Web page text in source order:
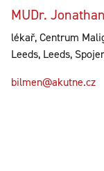
MUDr.
lékař, Centrum
Leeds, Leeds,
bilmen@akutne.cz